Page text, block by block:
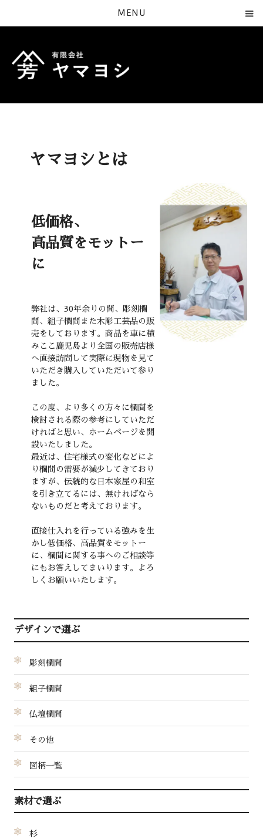
MENU
ヤマヨシとは
低価格、
高品質をモットー
に
弊社は、30年余りの間、彫刻欄
間、組子欄間また木彫工芸品の販
売をしております。商品を車に積
みここ鹿児島より全国の販売店様
へ直接訪問して実際に現物を見て
いただき購入していただいて参り
ました。
この度、より多くの方々に欄間を
検討される際の参考にしていただ
ければと思い、ホームページを開
設いたしました。
最近は、住宅様式の変化などによ
り欄間の需要が減少してきており
ますが、伝統的な日本家屋の和室
を引き立てるには、無ければなら
ないものだと考えております。
直接仕入れを行っている強みを生
かし低価格、高品質をモットー
に、欄間に関する事へのご相談等
にもお答えしてまいります。よろ
しくお願いいたします。
デザインで選ぶ
彫刻欄間
組子欄間
仏壇欄間
その他
図柄一覧
素材で選ぶ
杉